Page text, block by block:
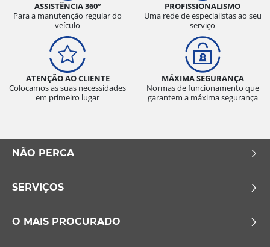
ASSISTÊNCIA 360°
Para a manutenção regular do
veículo
PROFISSIONALISMO
Uma rede de especialistas ao seu
serviço
ATENÇÃO AO CLIENTE
Colocamos as suas necessidades
em primeiro lugar
MÁXIMA SEGURANÇA
Normas de funcionamento que
garantem a máxima segurança
NÃO PERCA
SERVIÇOS
O MAIS PROCURADO